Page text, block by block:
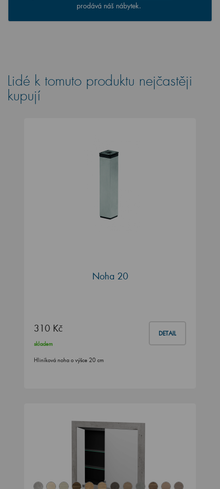
prodává náš nábytek.
Lidé k tomuto produktu nejčastěji
kupují
Noha 20
310 Kč DETAIL
skladem
Hliníková noha o výšce 20 cm